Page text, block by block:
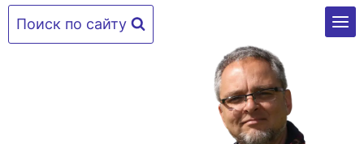
Перейти
Поиск по сайту